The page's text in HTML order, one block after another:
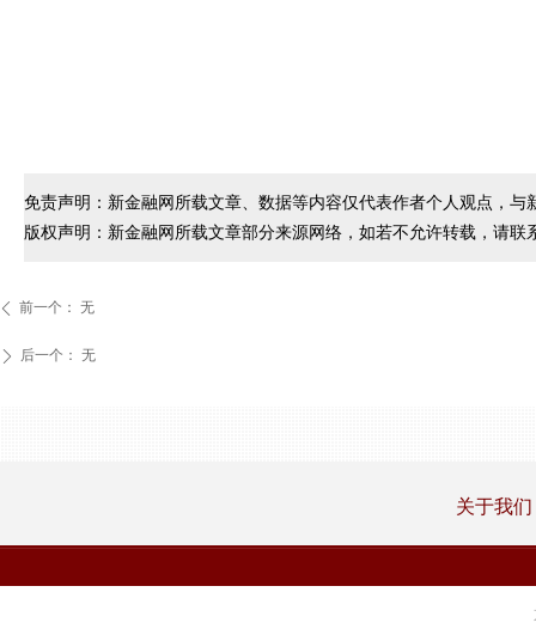
ꄴ 前一个： 无
ꄲ 后一个： 无
免责声明：新金融网所载文章、数据等内容仅代表作者个人观点，
版权声明：新金融网所载文章部分来源网络，如若不允许转载，请联
关于我们